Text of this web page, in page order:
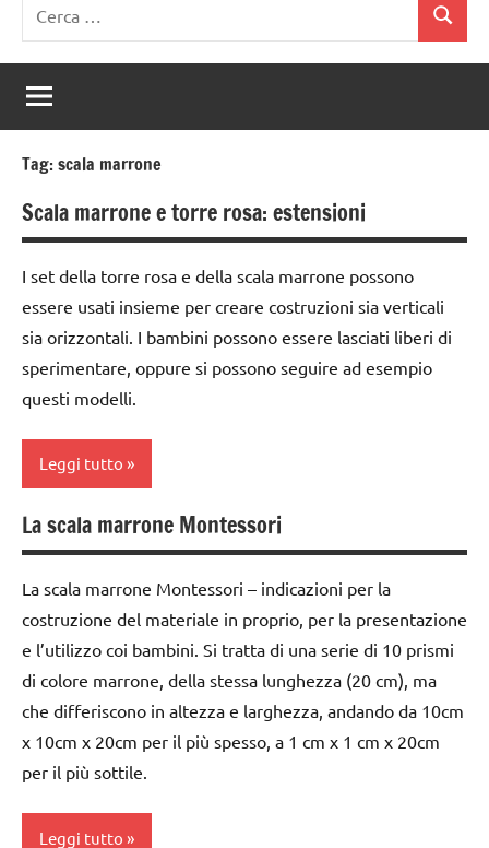
per:
Cerca
Tag:scala marrone
Scala marrone e torre rosa: estensioni
I set della torre rosa e della scala marrone possono
essere usati insieme per creare costruzioni sia verticali
sia orizzontali. I bambini possono essere lasciati liberi di
sperimentare, oppure si possono seguire ad esempio
questi modelli.
Leggi tutto
costruire i
materiali
Montessori
da 0
a 3
anni
dai
3 ai
6
DOWNLOAD
La scala marrone Montessori
La scala marrone Montessori – indicazioni per la
costruzione del materiale in proprio, per la presentazione
e l’utilizzo coi bambini. Si tratta di una serie di 10 prismi
di colore marrone, della stessa lunghezza (20 cm), ma
che differiscono in altezza e larghezza, andando da 10cm
x 10cm x 20cm per il più spesso, a 1 cm x 1 cm x 20cm
per il più sottile.
Leggi tutto